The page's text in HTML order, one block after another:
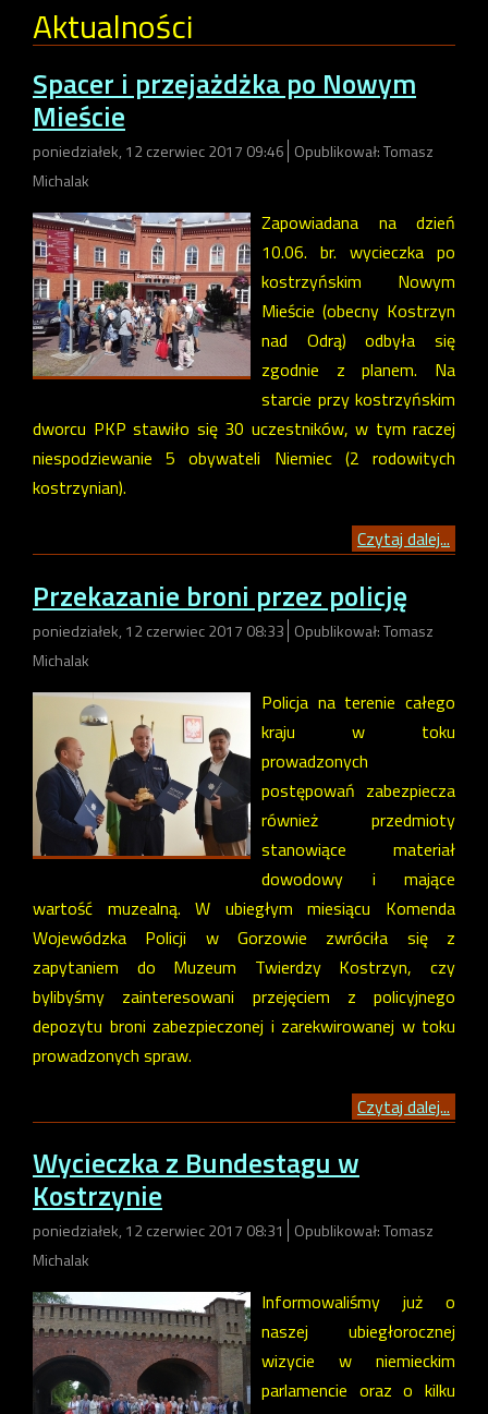
Aktualności
Spacer i przejażdżka po Nowym
Mieście
poniedziałek, 12 czerwiec 2017 09:46 Opublikował: Tomasz
Michalak
Zapowiadana na dzień
10.06. br. wycieczka po
kostrzyńskim Nowym
Mieście (obecny Kostrzyn
nad Odrą) odbyła się
zgodnie z planem. Na
starcie przy kostrzyńskim
dworcu PKP stawiło się 30 uczestników, w tym raczej
niespodziewanie 5 obywateli Niemiec (2 rodowitych
kostrzynian).
Czytaj dalej...
Przekazanie broni przez policję
poniedziałek, 12 czerwiec 2017 08:33 Opublikował: Tomasz
Michalak
Policja na terenie całego
kraju w toku
prowadzonych
postępowań zabezpiecza
również przedmioty
stanowiące materiał
dowodowy i mające
wartość muzealną. W ubiegłym miesiącu Komenda
Wojewódzka Policji w Gorzowie zwróciła się z
zapytaniem do Muzeum Twierdzy Kostrzyn, czy
bylibyśmy zainteresowani przejęciem z policyjnego
depozytu broni zabezpieczonej i zarekwirowanej w toku
prowadzonych spraw.
Czytaj dalej...
Wycieczka z Bundestagu w
Kostrzynie
poniedziałek, 12 czerwiec 2017 08:31
Opublikował: Tomasz
Michalak
Informowaliśmy już o
naszej ubiegłorocznej
wizycie w niemieckim
parlamencie oraz o kilku